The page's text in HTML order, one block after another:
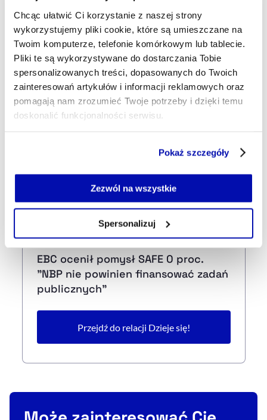
Chcąc ułatwić Ci korzystanie z naszej strony
wykorzystujemy pliki cookie, które są umieszczane na
Twoim komputerze, telefonie komórkowym lub tablecie.
Pliki te są wykorzystywane do dostarczania Tobie
spersonalizowanych treści, dopasowanych do Twoich
zainteresowań artykułów i informacji reklamowych oraz
pomagają nam zrozumieć Twoje potrzeby i dzięki temu
doskonalić funkcjonalności serwisu.
Jeżeli nie wyrażasz zgody na zapisywanie plików cookie,
możesz łatwo zarządzać swoimi uprawnieniami, np. we
własnej przeglądarce internetowej lub po wybraniu opcji
naszejPolityce Prywatności .
Pokaż szczegóły
Zezwól na wszystkie
Spersonalizuj
21 min temu
Banki „wzięły za rogi" GPW,
najmocniej zwyżkuje Allegro. Dzień
na GPW 6 sierpnia
31 min temu
Wielka Brytania zgadza się na
ARP na ratunek JSW. Węglowy gigant
otrzyma 800 mln zł pożyczki
EBC ocenił pomysł SAFE 0 proc.
"NBP nie powinien finansować zadań
publicznych"
Przejdź do relacji Dzieje się!